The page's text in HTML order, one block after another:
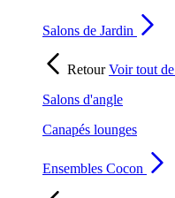
Salons de Jardin
RetourVoir tout de
Salons d'angle
Canapés lounges
Ensembles Cocon